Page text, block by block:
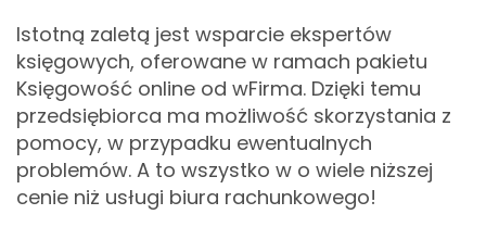
Istotną zaletą jest wsparcie ekspertów
księgowych, oferowane w ramach pakietu
Księgowość online od wFirma. Dzięki temu
przedsiębiorca ma możliwość skorzystania z
pomocy, w przypadku ewentualnych
problemów. A to wszystko w o wiele niższej
cenie niż usługi biura rachunkowego!